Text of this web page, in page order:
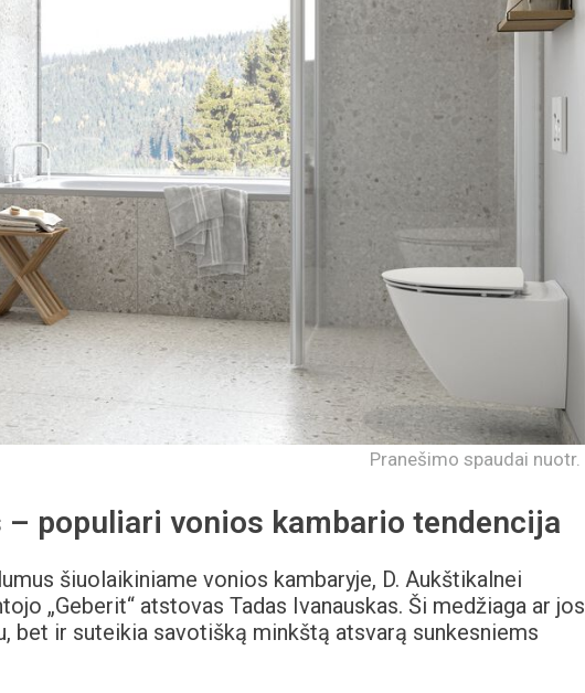
Pranešimo spaudai nuotr.
populiari vonios kambario tendencija
šiuolaikiniame vonios kambaryje, D. Aukštikalnei
„Geberit“ atstovas Tadas Ivanauskas. Ši medžiaga ar jos
bet ir suteikia savotišką minkštą atsvarą sunkesniems